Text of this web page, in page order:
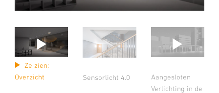
Ze zien:
Overzicht
Sensorlicht 4.0
Aangesloten
Verlichting in de